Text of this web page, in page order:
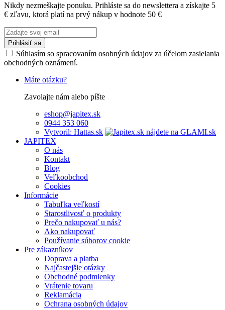
Nikdy nezmeškajte ponuku. Prihláste sa do newslettera a získajte 5
€ zľavu, ktorá platí na prvý nákup v hodnote 50 €
Prihlásiť sa
Súhlasím so spracovaním osobných údajov za účelom zasielania
obchodných oznámení.
Máte otázku?
Zavolajte nám alebo píšte
eshop@japitex.sk
0944 353 060
Vytvoril: Hattas.sk
JAPITEX
O nás
Kontakt
Blog
Veľkoobchod
Cookies
Informácie
Tabuľka veľkostí
Starostlivosť o produkty
Prečo nakupovať u nás?
Ako nakupovať
Používanie súborov cookie
Pre zákazníkov
Doprava a platba
Najčastejšie otázky
Obchodné podmienky
Vrátenie tovaru
Reklamácia
Ochrana osobných údajov